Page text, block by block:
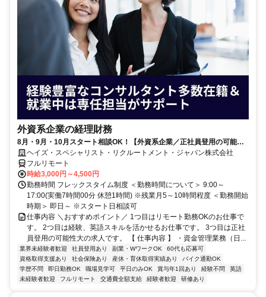
外資系企業の経理財務
8月・9月・10月スタート相談OK！【外資系企業／正社員登用の可能性
大／700万～800万／リモート勤務OK】経理財務
ヘイズ・スペシャリスト・リクルートメント・ジャパン株式会社
フルリモート
時給3,000円～4,500円
勤務時間 フレックスタイム制度 ＜勤務時間について＞ 9:00～
17:00(実働7時間00分 休憩1時間) ※残業月5～10時間程度 ＜勤務開始
時期＞ 即日～ ※スタート日相談可
仕事内容 ＼おすすめポイント／ 1つ目はリモート勤務OKのお仕事で
す。 2つ目は経験、英語スキルを活かせるお仕事です。 3つ目は正社
員登用の可能性大の求人です。 【 仕事内容 】 ・資金管理業務（日...
業界未経験者歓迎 社員登用あり 副業・WワークOK
60代も応募可
資格取得支援あり
社会保険あり 産休・育休取得実績あり
バイク通勤OK
学歴不問
即日勤務OK 職場見学可 平日のみOK 賞与年1回あり 経験不問
英語
未経験者歓迎
フルリモート 交通費全額支給 経験者歓迎 研修あり